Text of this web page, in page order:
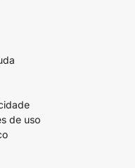
de uso